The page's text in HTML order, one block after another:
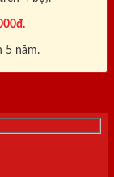
5 năm.